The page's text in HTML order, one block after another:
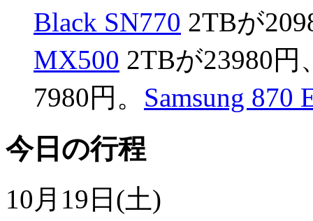
Black SN770 2TBが
MX500 2TBが23980円
7980円。 Samsung 870
今日の行程
10月19日(土)